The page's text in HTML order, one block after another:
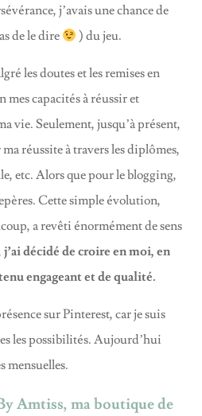
j’avais une chance de
de le dire
) du jeu.
les doutes et les remises en
mes capacités à réussir et
vie. Seulement, jusqu’à présent,
réussite à travers les diplômes,
etc. Alors que pour le blogging,
Cette simple évolution,
a revêti énormément de sens
j’ai décidé de croire en moi, en
engageant et de qualité.
sur Pinterest, car je suis
les possibilités. Aujourd’hui
mensuelles.
Amtiss, ma boutique de